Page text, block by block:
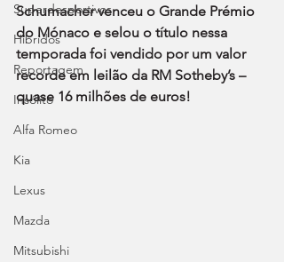
Superdesportivos
Híbridos
Reportagem
Insólito
Alfa Romeo
Kia
Lexus
Mazda
Mitsubishi
Schumacher venceu o Grande Prémio
do Mónaco e selou o título nessa
temporada foi vendido por um valor
recorde em leilão da RM Sotheby’s –
quase 16 milhões de euros!